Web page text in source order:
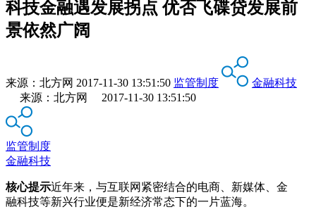
科技金融遇发展拐点 优否飞碟贷发展前
景依然广阔
来源： 北方网 2017-11-30 13:51:50 监管制度
金融科技
来源：北方网 2017-11-30 13:51:50
监管制度
金融科技
核心提示近年来，与互联网紧密结合的电商、新媒体、金
融科技等新兴行业便是新经济常态下的一片蓝海。